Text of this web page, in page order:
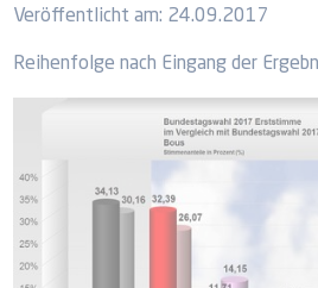
Veröffentlicht am: 24.09.2017
Reihenfolge nach Eingang der